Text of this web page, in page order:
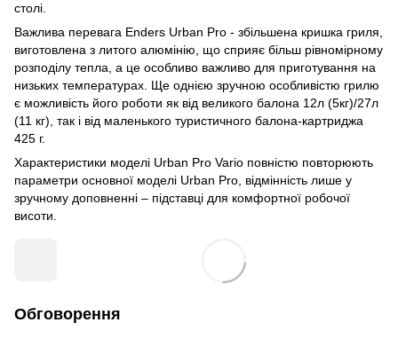
столі.
Важлива перевага Enders Urban Pro - збільшена кришка гриля,
виготовлена з литого алюмінію, що сприяє більш рівномірному
розподілу тепла, а це особливо важливо для приготування на
низьких температурах. Ще однією зручною особливістю грилю
є можливість його роботи як від великого балона 12л (5кг)/27л
(11 кг), так і від маленького туристичного балона-картриджа
425 г.
Характеристики моделі Urban Pro Vario повністю повторюють
параметри основної моделі Urban Pro, відмінність лише у
зручному доповненні – підставці для комфортної робочої
висоти.
Обговорення